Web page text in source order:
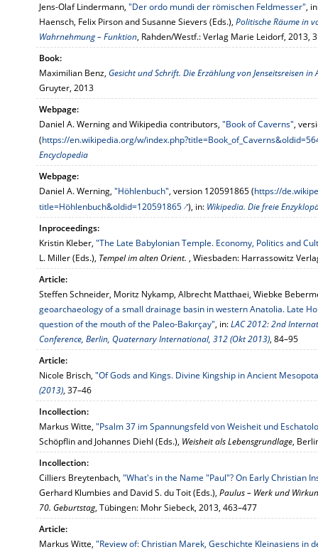
Jens-Olaf Lindermann, "Der ordo mundi der römischen Feldmesser",
Haensch, Felix Pirson and Susanne Sievers (Eds.), Politische Räume in
Wahrnehmung – Funktion, Rahden/Westf.: Verlag Marie Leidorf, 2013,
Book:
Maximilian Benz, Gesicht und Schrift. Die Erzählung von Jenseitsreisen
Gruyter, 2013
Webpage:
Daniel A. Werning and Wikipedia contributors, "Book of Caverns",
(https://en.wikipedia.org/w/
Encyclopedia
Webpage:
Daniel A. Werning, "Höhlenbuch", version 120591865 (https://
title=Höhlenbuch&oldid=120591865 ), in: Wikipedia. Die freie
Inproceedings:
Kristin Kleber, "The Late Babylonian Temple. Economy, Politics and
L. Miller (Eds.), Tempel im alten Orient. , Wiesbaden: Harrassowitz
Article:
Steffen Schneider, Moritz Nykamp, Albrecht Matthaei, Wiebke
geoarchaeology of a small drainage basin in western Anatolia. Late
question of the mouth of the Paleo-Bakırçay", in:LAC 2012: 2nd
Conference, Berlin, Quaternary International, 312 (Okt 2013), 84–95
Article:
Nicole Brisch, "Of Gods and Kings. Divine Kingship in Ancient
(2013), 37–46
Incollection:
Markus Witte, "Psalm 37 im Spannungsfeld von Weisheit und
Schöpflin and Johannes Diehl (Eds.), Weisheit als Lebensgrundlage,
Incollection:
Cilliers Breytenbach, "What's in the Name "Paul"? On Early Christian
Gerhard Klumbies and David S. du Toit (Eds.), Paulus – Werk und
70. Geburtstag, Tübingen: Mohr Siebeck, 2013, 463–477
Article:
Markus Witte, "Review of: Christian Marek, Geschichte Kleinasiens in